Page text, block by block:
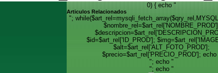
0) { echo "
Articulos Relacionados
";
$id=$art_rel['ID_PROD'];
$alt=$art_rel['ALT_FOTO_PROD'];
$precio=$art_rel['PRECIO_PROD'];
"; echo "
"; echo "